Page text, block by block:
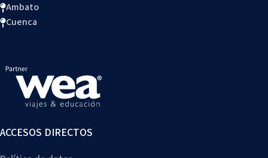
Ambato
Cuenca
ACCESOS DIRECTOS